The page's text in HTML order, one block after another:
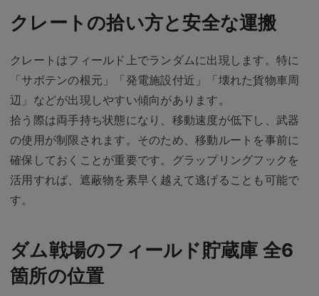
クレートの拾い方と安全な運搬
クレートはフィールド上でランダムに出現します。特に
「サボテンの根元」「発電施設付近」「壊れた貨物車周
辺」などが出現しやすい傾向があります。
拾う際は両手持ち状態になり、移動速度が低下し、武器
の使用が制限されます。そのため、移動ルートを事前に
確保しておくことが重要です。グラップリングフックを
活用すれば、遮蔽物を素早く越えて逃げることも可能で
す。
ダム戦場のフィールド貯蔵庫 全6
箇所の位置